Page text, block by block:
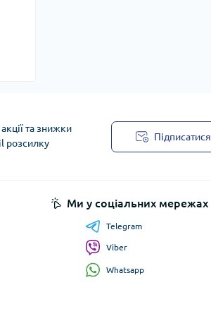
та знижки
розсилку
Підписатися
Ми у соціальних мережах
Telegram
Viber
Whatsapp